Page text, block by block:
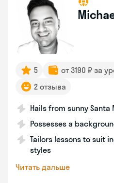
5 от 3190 ₽ за
2 отзыва
Hails from sunny Santa
Possesses a
Tailors lessons to suit
styles
Читать дальше